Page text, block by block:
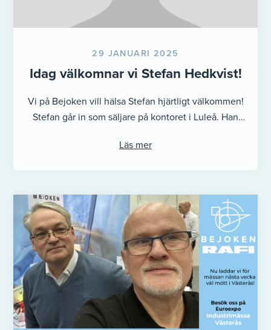
29 JANUARI 2025
Idag välkomnar vi Stefan Hedkvist!
Vi på Bejoken vill hälsa Stefan hjärtligt välkommen!
Stefan går in som säljare på kontoret i Luleå. Han
Läs mer